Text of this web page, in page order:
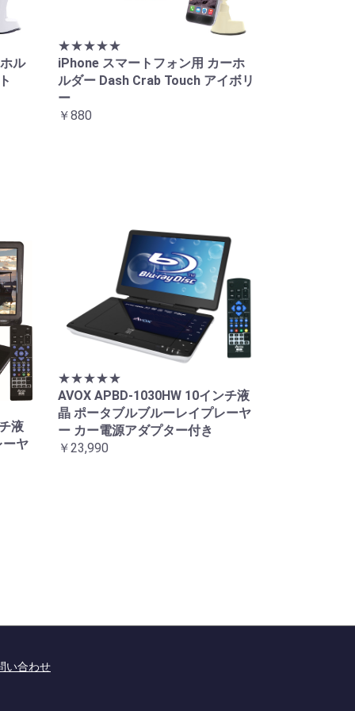
ル
★★★★★
iPhone スマートフォン用 カーホ
ルダー Dash Crab Touch アイボリ
ー
￥880
液
ーヤ
★★★★★
AVOX APBD-1030HW 10インチ液
晶 ポータブルブルーレイプレーヤ
ー カー電源アダプター付き
￥23,990
い合わせ